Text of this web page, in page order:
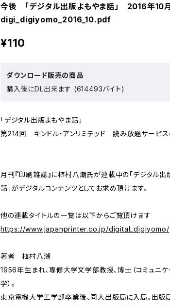
今後 「デジタル出版よもやま話」 2016年10
digi_digiyomo_2016_10.pdf
¥110
ダウンロード販売の商品
購入後にDL出来ます (614493バイト)
「デジタル出版よもやま話」
第214回 キンドル・アンリミテッド 読み放題サービス
月刊『印刷雑誌』に植村八潮氏が連載中の「デジタル出
話」がデジタルコンテンツとしてお求め頂けます。
他の連載タイトルの一覧は以下からご覧頂けます
https://www.japanprinter.co.jp/digital_digiyomo/
著者 植村八潮
1956年生まれ、専修大学文学部教授、博士（コミュニケ
学）。
東京電機大学工学部卒業後、同大出版局に入局。出版